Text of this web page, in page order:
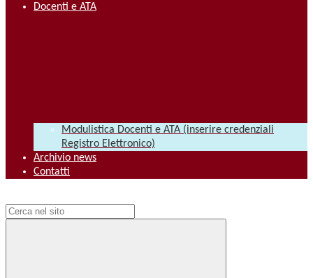
Docenti e ATA
Modulistica Docenti e ATA (inserire credenziali
Registro Elettronico)
Archivio news
Contatti